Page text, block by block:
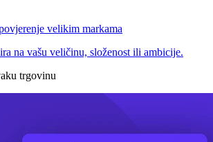
velikim markama
na vašu veličinu, složenost ili ambicije.
trgovinu